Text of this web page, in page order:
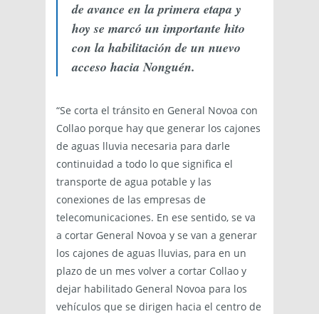
de avance en la primera etapa y
hoy se marcó un importante hito
con la habilitación de un nuevo
acceso hacia Nonguén.
“Se corta el tránsito en General Novoa con
Collao porque hay que generar los cajones
de aguas lluvia necesaria para darle
continuidad a todo lo que significa el
transporte de agua potable y las
conexiones de las empresas de
telecomunicaciones. En ese sentido, se va
a cortar General Novoa y se van a generar
los cajones de aguas lluvias, para en un
plazo de un mes volver a cortar Collao y
dejar habilitado General Novoa para los
vehículos que se dirigen hacia el centro de